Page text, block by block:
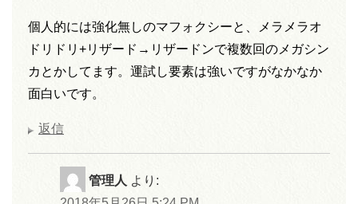
個人的には強化無しのマフォクシーと、メラメラオ
ドリドリ+リザード→リザードンで複数回のメガシン
カとかしてます。運試し要素は強いですがなかなか
面白いです。
返信
管理人 より: